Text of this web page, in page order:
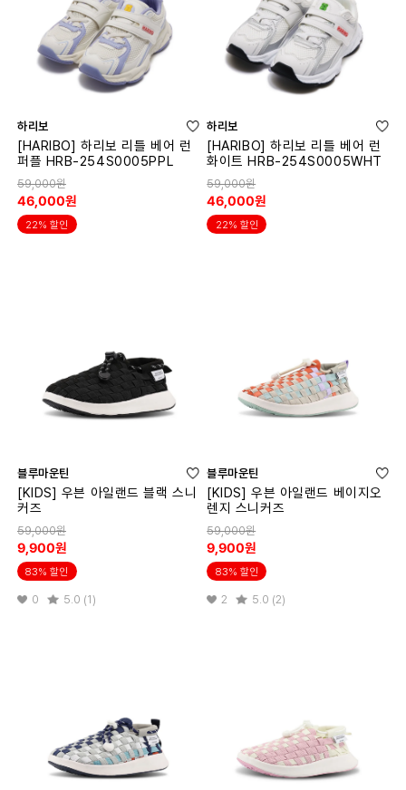
하리보
[HARIBO] 하리보 리틀 베어 런
퍼플 HRB-254S0005PPL
59,000원
46,000원
22% 할인
하리보
[HARIBO] 하리보 리틀 베어 런
화이트 HRB-254S0005WHT
59,000원
46,000원
22% 할인
블루마운틴
[KIDS] 우븐 아일랜드 블랙 스니
커즈
59,000원
9,900원
83% 할인
0 5.0 (1)
블루마운틴
[KIDS] 우븐 아일랜드 베이지오
렌지 스니커즈
59,000원
9,900원
83% 할인
2 5.0 (2)